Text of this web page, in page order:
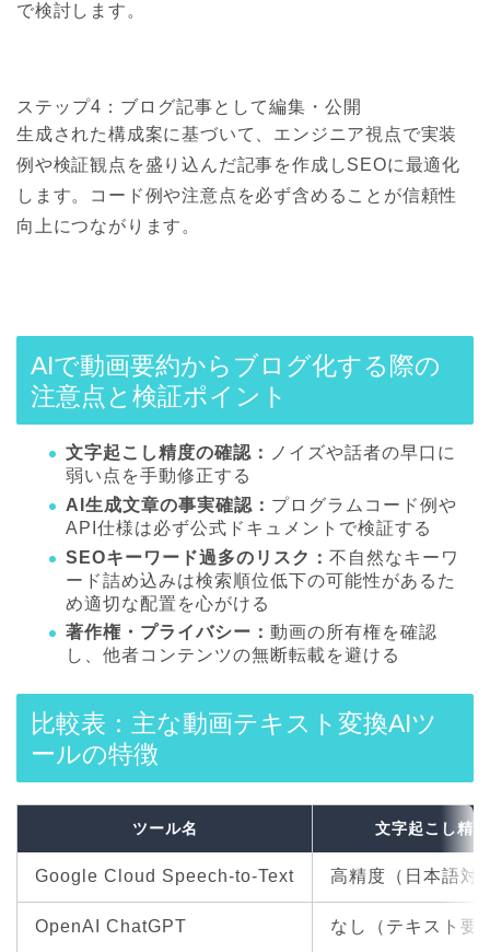
で検討します。
ステップ4：ブログ記事として編集・公開
生成された構成案に基づいて、エンジニア視点で実装
例や検証観点を盛り込んだ記事を作成しSEOに最適化
します。コード例や注意点を必ず含めることが信頼性
向上につながります。
AIで動画要約からブログ化する際の
注意点と検証ポイント
文字起こし精度の確認： ノイズや話者の早口に
弱い点を手動修正する
AI生成文章の事実確認： プログラムコード例や
API仕様は必ず公式ドキュメントで検証する
SEOキーワード過多のリスク： 不自然なキーワ
ード詰め込みは検索順位低下の可能性があるた
め適切な配置を心がける
著作権・プライバシー： 動画の所有権を確認
し、他者コンテンツの無断転載を避ける
比較表：主な動画テキスト変換AIツ
ールの特徴
ツール名 文字起こし精度
Google Cloud Speech-to-Text 高精度（日本語対
OpenAI ChatGPT なし（テキスト要